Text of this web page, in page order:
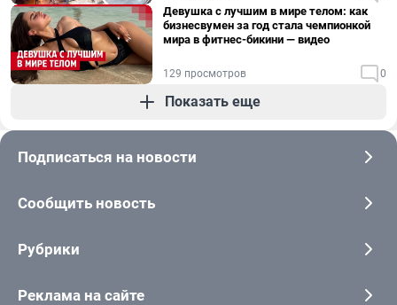
Девушка с лучшим в мире телом: как
бизнесвумен за год стала чемпионкой
мира в фитнес-бикини — видео
129 просмотров 0
Показать еще
Подписаться на новости
Сообщить новость
Рубрики
Реклама на сайте